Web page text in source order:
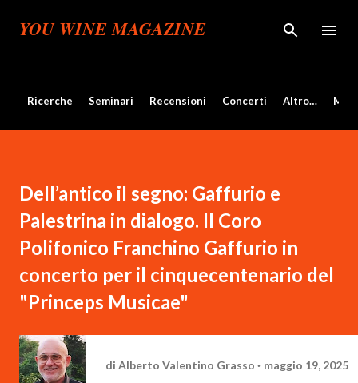
Passa ai contenuti principali
YOU WINE MAGAZINE
Ricerche Seminari Recensioni Concerti Altro…
Dell’antico il segno: Gaffurio e
Palestrina in dialogo. Il Coro
Polifonico Franchino Gaffurio in
concerto per il cinquecentenario del
"Princeps Musicae"
di Alberto Valentino Grasso maggio 19, 2025